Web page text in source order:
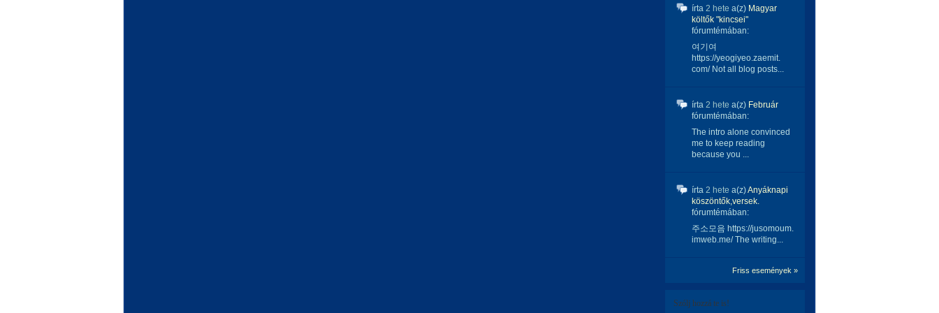
írta 2 hete a(z) Magyar
költők "kincsei"
fórumtémában:
여기여
https://yeogiyeo.zaemit.
com/ Not all blog posts...
írta 2 hete a(z) Február
fórumtémában:
The intro alone convinced
me to keep reading
because you ...
írta 2 hete a(z)Anyáknapi
köszöntők,versek.
fórumtémában:
주소모음 https://jusomoum.
imweb.me/ The writing...
Friss események »
Szólj hozzá te is!